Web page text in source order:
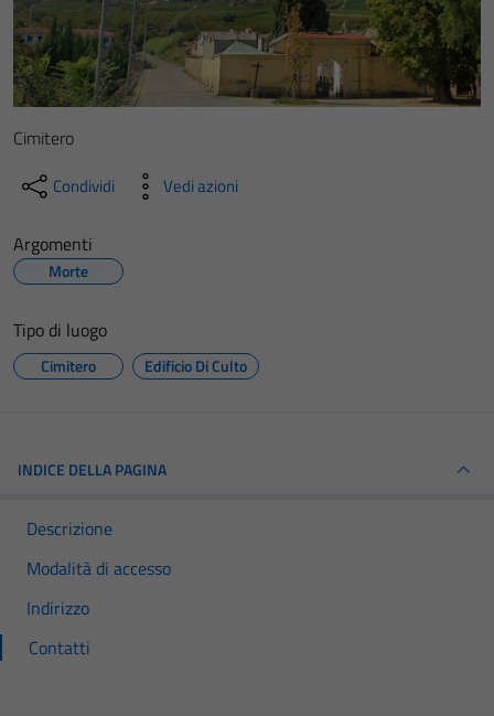
Cimitero
Condividi Vedi azioni
Argomenti
Morte
Tipo di luogo
Cimitero Edificio Di Culto
INDICE DELLA PAGINA
Descrizione
Modalità di accesso
Indirizzo
Contatti